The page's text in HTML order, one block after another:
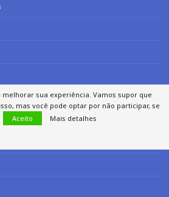
melhorar sua experiência. Vamos supor que
mas você pode optar por não participar, se
Aceito Mais detalhes